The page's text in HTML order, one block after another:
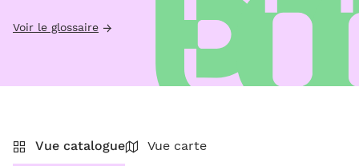
Voir le glossaire
Vue catalogue
Vue carte